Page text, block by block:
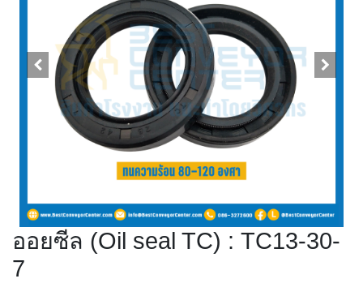
ออยซีล (Oil seal TC) : TC13-30-
7